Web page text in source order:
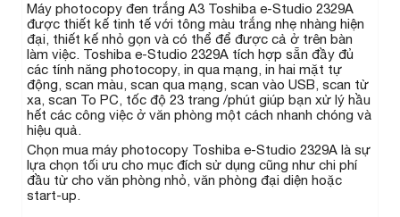
Máy photocopy đen trắng A3 Toshiba e-Studio 2329A
được thiết kế tinh tế với tông màu trắng nhẹ nhàng hiện
đại, thiết kế nhỏ gọn và có thể để được cả ở trên bàn
làm việc. Toshiba e-Studio 2329A tích hợp sẵn đầy đủ
các tính năng photocopy, in qua mạng, in hai mặt tự
động, scan màu, scan qua mạng, scan vào USB, scan từ
xa, scan To PC, tốc độ 23 trang /phút giúp bạn xử lý hầu
hết các công việc ở văn phòng một cách nhanh chóng và
hiệu quả.
Chọn mua máy photocopy Toshiba e-Studio 2329A là sự
lựa chọn tối ưu cho mục đích sử dụng cũng như chi phí
đầu từ cho văn phòng nhỏ, văn phòng đại diện hoặc
start-up.